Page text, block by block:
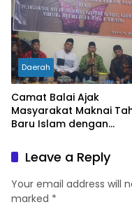
Daerah
Camat Balai Ajak
Masyarakat Maknai
Baru Islam dengan
Kebersamaan
Leave a Reply
Your email address will
marked *